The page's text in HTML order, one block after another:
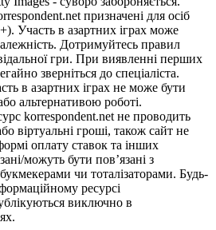
призначені для осіб
Участь в азартних іграх може
Дотримуйтесь правил
гри. При виявленні перших
зверніться до спеціаліста.
в азартних іграх не може бути
альтернативою роботі.
korrespondent.net не проводить
віртуальні гроші, також сайт не
оплату ставок та інших
можуть бути пов’язані з
чи тоталізаторами. Будь-
ресурсі
виключно в